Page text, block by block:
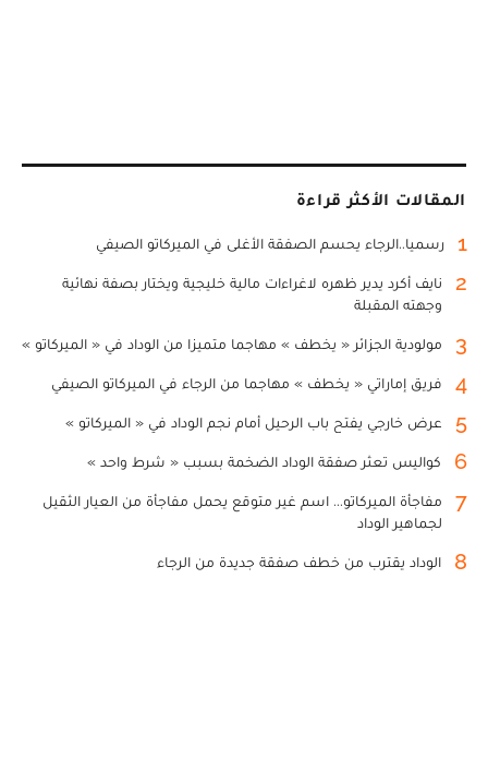
المقالات الأكثر قراءة
1 رسميا..الرجاء يحسم الصفقة الأغلى في الميركاتو الصيفي
2
نايف أكرد يدير ظهره لاغراءات مالية خليجية ويختار بصفة نهائية
وجهته المقبلة
3 مولودية الجزائر « يخطف » مهاجما متميزا من الوداد في « الميركاتو »
4 فريق إماراتي « يخطف » مهاجما من الرجاء في الميركاتو الصيفي
5 عرض خارجي يفتح باب الرحيل أمام نجم الوداد في « الميركاتو »
6 كواليس تعثر صفقة الوداد الضخمة بسبب « شرط واحد »
7
مفاجأة الميركاتو... اسم غير متوقع يحمل مفاجأة من العيار الثقيل
لجماهير الوداد
8 الوداد يقترب من خطف صفقة جديدة من الرجاء